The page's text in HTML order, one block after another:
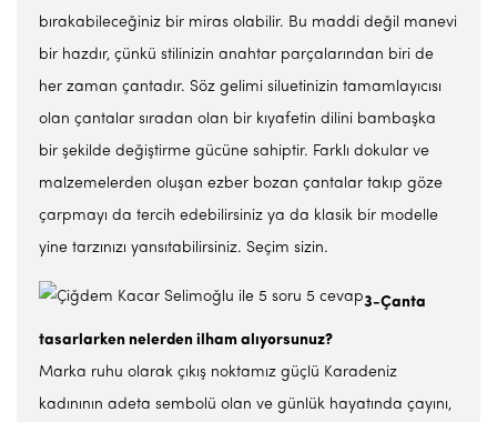
bırakabileceğiniz bir miras olabilir. Bu maddi değil manevi
bir hazdır, çünkü stilinizin anahtar parçalarından biri de
her zaman çantadır. Söz gelimi siluetinizin tamamlayıcısı
olan çantalar sıradan olan bir kıyafetin dilini bambaşka
bir şekilde değiştirme gücüne sahiptir. Farklı dokular ve
malzemelerden oluşan ezber bozan çantalar takıp göze
çarpmayı da tercih edebilirsiniz ya da klasik bir modelle
yine tarzınızı yansıtabilirsiniz. Seçim sizin.
3-Çanta
tasarlarken nelerden ilham alıyorsunuz?
Marka ruhu olarak çıkış noktamız güçlü Karadeniz
kadınının adeta sembolü olan ve günlük hayatında çayını,